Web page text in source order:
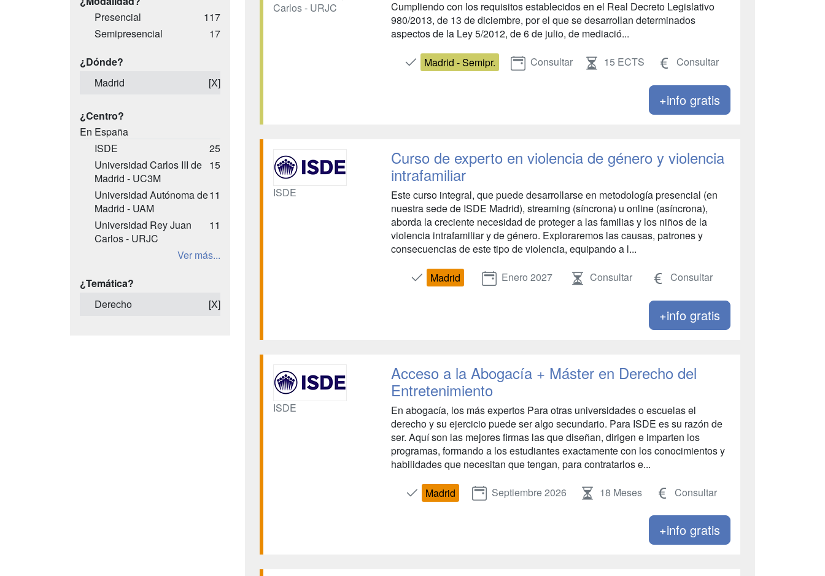
Presencial
117
Semipresencial
17
¿Dónde?
Madrid
[X]
¿Centro?
En España
ISDE
25
Universidad Carlos III de
Madrid - UC3M
15
Universidad Autónoma de
Madrid - UAM
11
Universidad Rey Juan
Carlos - URJC
11
Ver más...
¿Temática?
Derecho
[X]
Carlos - URJC
Cumpliendo con los requisitos establecidos en el Real Decreto Legislativo
980/2013, de 13 de diciembre, por el que se desarrollan determinados
aspectos de la Ley 5/2012, de 6 de julio, de mediació...
Madrid - Semipr. Consultar 15 ECTS Consultar
+info gratis
ISDE
Curso de experto en violencia de género y violencia
intrafamiliar
Este curso integral, que puede desarrollarse en metodología presencial (en
nuestra sede de ISDE Madrid), streaming (síncrona) u online (asíncrona),
aborda la creciente necesidad de proteger a las familias y los niños de la
violencia intrafamiliar y de género. Exploraremos las causas, patrones y
consecuencias de este tipo de violencia, equipando a l...
Madrid Enero 2027 Consultar Consultar
+info gratis
ISDE
Acceso a la Abogacía + Máster en Derecho del
Entretenimiento
En abogacía, los más expertos Para otras universidades o escuelas el
derecho y su ejercicio puede ser algo secundario. Para ISDE es su razón de
ser. Aquí son las mejores firmas las que diseñan, dirigen e imparten los
programas, formando a los estudiantes exactamente con los conocimientos y
habilidades que necesitan que tengan, para contratarlos e...
Madrid Septiembre 2026 18 Meses Consultar
+info gratis